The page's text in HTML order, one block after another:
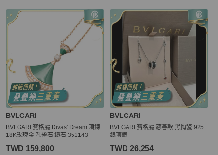
BVLGARI
BVLGARI 寶格麗 Divas' Dream 項鍊
18K玫瑰金 孔雀石 鑽石 351143
TWD 159,800
BVLGARI
BVLGARI 寶格麗 慈善款 黑陶瓷 925
銀項鏈
TWD 26,254